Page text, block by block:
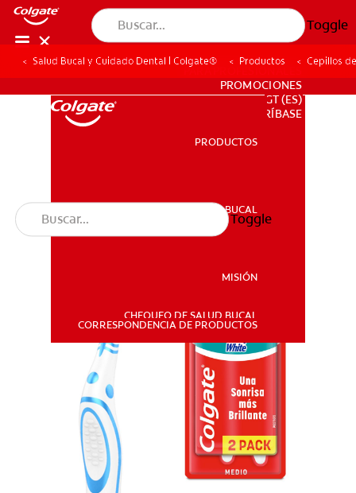
Toggle
SALUD BUCAL
CHEQUEO DE SALUD BUCAL
CORRESPONDENCIA DE PRODUCTOS
PARA PROFESIONALES
PARA PROFESIONALES
PROMOCIONES
GT (ES)
SUSCRÍBASE
PRODUCTOS
SALUD BUCAL
MISIÓN
CHEQUEO DE SALUD BUCAL
CORRESPONDENCIA DE PRODUCTOS
Toggle
Salud Bucal y Cuidado Dental | Colgate® Productos Cepillos